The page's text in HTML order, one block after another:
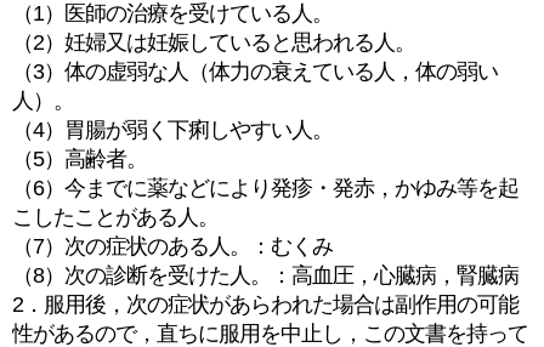
（1）医師の治療を受けている人。
（2）妊婦又は妊娠していると思われる人。
（3）体の虚弱な人（体力の衰えている人，体の弱い
人）。
（4）胃腸が弱く下痢しやすい人。
（5）高齢者。
（6）今までに薬などにより発疹・発赤，かゆみ等を起
こしたことがある人。
（7）次の症状のある人。：むくみ
（8）次の診断を受けた人。：高血圧，心臓病，腎臓病
2．服用後，次の症状があらわれた場合は副作用の可能
性があるので，直ちに服用を中止し，この文書を持って